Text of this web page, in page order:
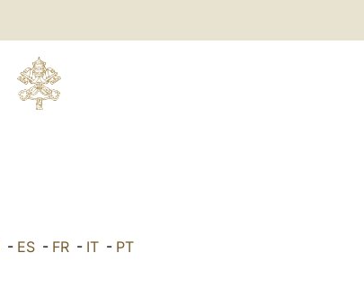
- ES - FR - IT - PT